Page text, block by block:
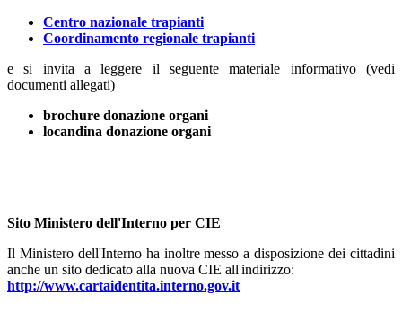
Centro nazionale trapianti
Coordinamento regionale trapianti
e si invita a leggere il seguente materiale informativo (vedi
documenti allegati)
brochure donazione organi
locandina donazione organi
Sito Ministero dell'Interno per CIE
Il Ministero dell'Interno ha inoltre messo a disposizione dei cittadini
anche un sito dedicato alla nuova CIE all'indirizzo:
http://www.cartaidentita.interno.gov.it